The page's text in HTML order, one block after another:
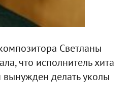
Светланы
что исполнитель хита
вынужден делать уколы